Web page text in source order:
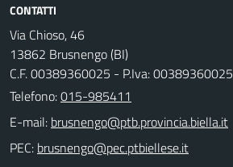
CONTATTI
Via Chioso, 46
13862 Brusnengo (BI)
C.F. 00389360025 - P.Iva: 00389360025
Telefono:015-985411
E-mail:
PEC: